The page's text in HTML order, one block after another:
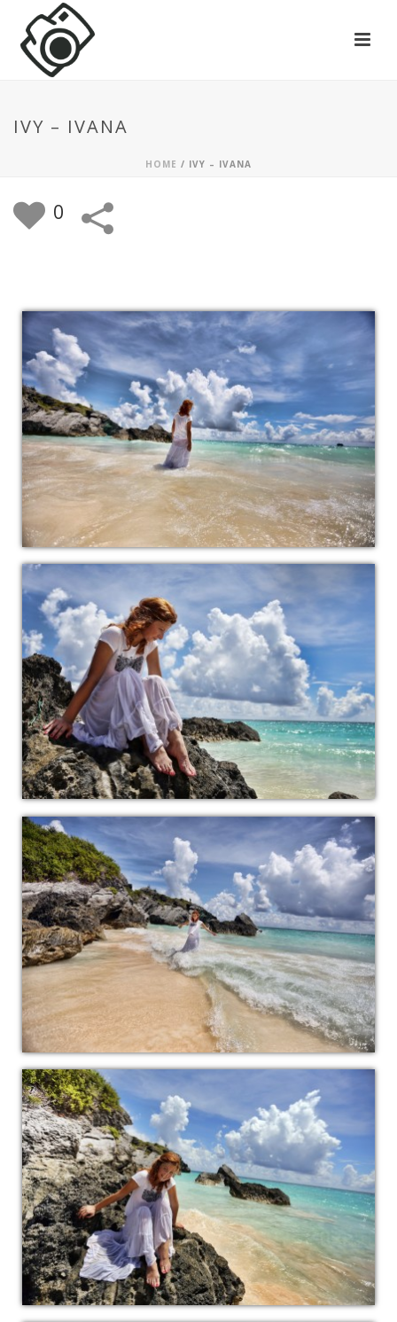
IVY – IVANA
HOME / IVY – IVANA
0